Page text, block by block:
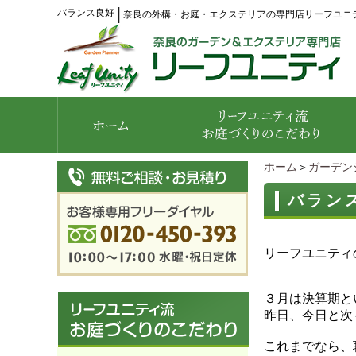
バランス良好 奈良の外構・お庭・エクステリアの専門店リーフユニ
ホーム ＞ ガーデ
バラン
リーフユニテ
３月は決算期
昨日、今日と
これまでなら